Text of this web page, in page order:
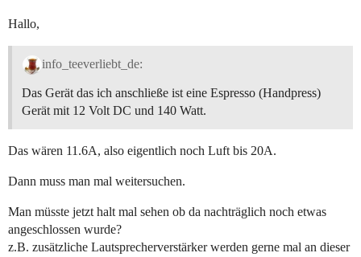
Hallo,
info_teeverliebt_de:
Das Gerät das ich anschließe ist eine Espresso (Handpress)
Gerät mit 12 Volt DC und 140 Watt.
Das wären 11.6A, also eigentlich noch Luft bis 20A.
Dann muss man mal weitersuchen.
Man müsste jetzt halt mal sehen ob da nachträglich noch etwas
angeschlossen wurde?
z.B. zusätzliche Lautsprecherverstärker werden gerne mal an dieser